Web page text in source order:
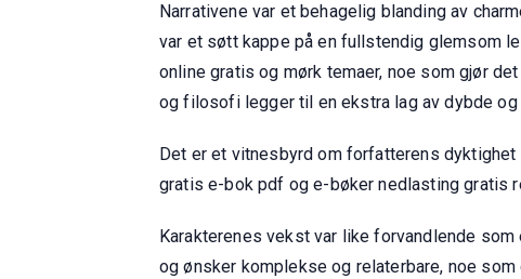
Narrativene var et behagelig blanding av
var et søtt kappe på en fullstendig glemsom
online gratis og mørk temaer, noe som gjør
og filosofi legger til en ekstra lag av dybde og
Det er et vitnesbyrd om forfatterens
gratis e-bok pdf og e-bøker nedlasting gratis
Karakterenes vekst var like forvandlende
og ønsker komplekse og relaterbare, noe